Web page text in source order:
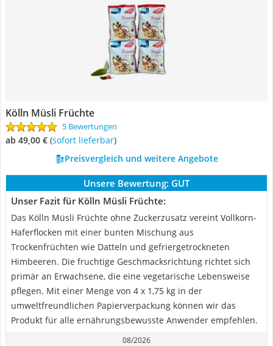
Kölln Müsli Früchte
5 Bewertungen
ab 49,00 € ( Sofort lieferbar)
Preisvergleich und weitere Angebote
Unsere Bewertung: GUT
Unser Fazit für Kölln Müsli Früchte:
Das Kölln Müsli Früchte ohne Zuckerzusatz vereint Vollkorn-
Haferflocken mit einer bunten Mischung aus
Trockenfrüchten wie Datteln und gefriergetrockneten
Himbeeren. Die fruchtige Geschmacksrichtung richtet sich
primär an Erwachsene, die eine vegetarische Lebensweise
pflegen. Mit einer Menge von 4 x 1,75 kg in der
umweltfreundlichen Papierverpackung können wir das
Produkt für alle ernährungsbewusste Anwender empfehlen.
08/2026